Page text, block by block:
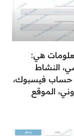
هي:
النشاط
حساب فيسبوك،
الموقع